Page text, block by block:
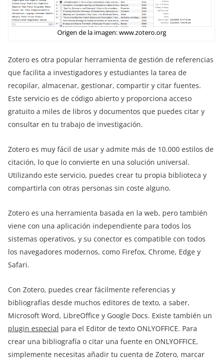
Origen de la imagen: www.zotero.org
Zotero es otra popular herramienta de gestión de referencias
que facilita a investigadores y estudiantes la tarea de
recopilar, almacenar, gestionar, compartir y citar fuentes.
Este servicio es de código abierto y proporciona acceso
gratuito a miles de libros y documentos que puedes citar y
consultar en tu trabajo de investigación.
Zotero es muy fácil de usar y admite más de 10.000 estilos de
citación, lo que lo convierte en una solución universal.
Utilizando este servicio, puedes crear tu propia biblioteca y
compartirla con otras personas sin coste alguno.
Zotero es una herramienta basada en la web, pero también
viene con una aplicación independiente para todos los
sistemas operativos, y su conector es compatible con todos
los navegadores modernos, como Firefox, Chrome, Edge y
Safari.
Con Zotero, puedes crear fácilmente referencias y
bibliografías desde muchos editores de texto, a saber,
Microsoft Word, LibreOffice y Google Docs. Existe también un
plugin especial para el Editor de texto ONLYOFFICE. Para
crear una bibliografía o citar una fuente en ONLYOFFICE,
simplemente necesitas añadir tu cuenta de Zotero, marcar